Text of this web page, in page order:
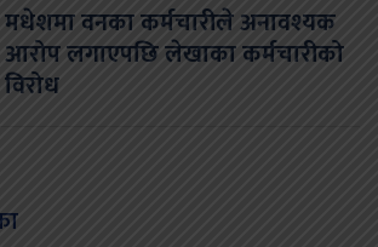
मधेशमा वनका कर्मचारीले अनावश्यक
आरोप लगाएपछि लेखाका कर्मचारीको
विरोध